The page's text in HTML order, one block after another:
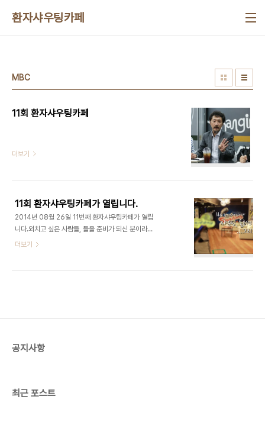
환자샤우팅카페
MBC
11회 환자샤우팅카페
더보기
11회 환자샤우팅카페가 열립니다.
2014년 08월 26일 11번째 환자샤우팅카페가 열립
니다.외치고 싶은 사람들, 들을 준비가 되신 분이라면
누구나 환영합니다.종각역 4번 출구 대왕빌딩 13층
더보기
공지사항
최근 포스트